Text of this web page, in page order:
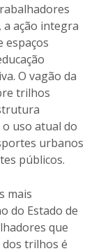
a ação integra
espaços
O vagão da
trilhos
uso atual do
urbanos
públicos.
mais
do Estado de
que
dos trilhos é